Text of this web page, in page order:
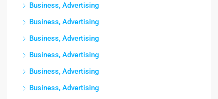
Business, Advertising
Business, Advertising
Business, Advertising
Business, Advertising
Business, Advertising
Business, Advertising